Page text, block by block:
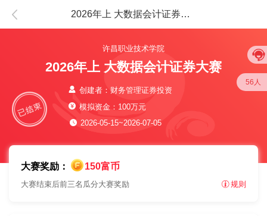
2026年上 大数据会计证券大赛
许昌职业技术学院
2026年上 大数据会计证券大赛
创建者：财务管理证券投资
模拟资金：100万元
2026-05-15~2026-07-05
56人
大赛奖励： 150富币
大赛结束后前三名瓜分大赛奖励 规则